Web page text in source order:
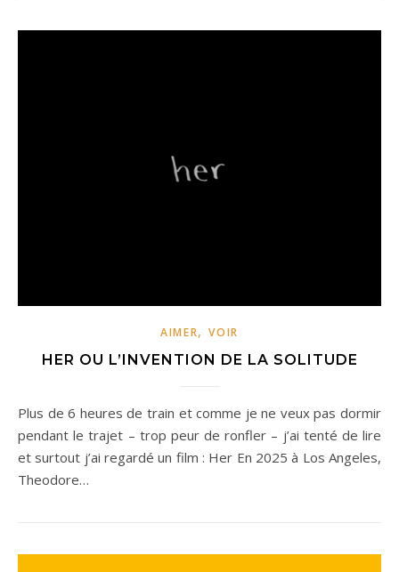
AIMER,VOIR
HER OU L’INVENTION DE LA SOLITUDE
Plus de 6 heures de train et comme je ne veux pas dormir
pendant le trajet – trop peur de ronfler – j’ai tenté de lire
et surtout j’ai regardé un film : Her En 2025 à Los Angeles,
Theodore…